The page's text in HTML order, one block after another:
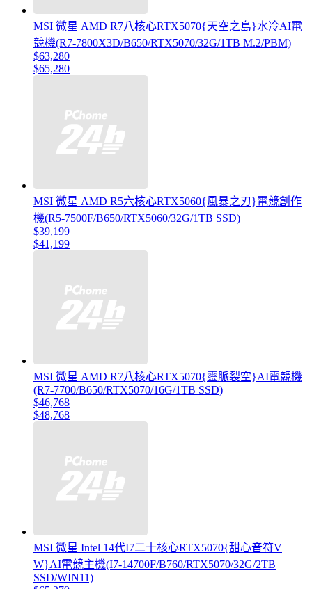
MSI 微星 AMD R7八核心RTX5070{天空之島}水冷AI電
競機(R7-7800X3D/B650/RTX5070/32G/1TB M.2/PBM)
$63,280
$65,280
MSI 微星 AMD R5六核心RTX5060{風暴之刃}電競創作
機(R5-7500F/B650/RTX5060/32G/1TB SSD)
$39,199
$41,199
MSI 微星 AMD R7八核心RTX5070{靈脈裂空}AI電競機
(R7-7700/B650/RTX5070/16G/1TB SSD)
$46,768
$48,768
MSI 微星 Intel 14代I7二十核心RTX5070{甜心音符V
W}AI電競主機(I7-14700F/B760/RTX5070/32G/2TB
SSD/WIN11)